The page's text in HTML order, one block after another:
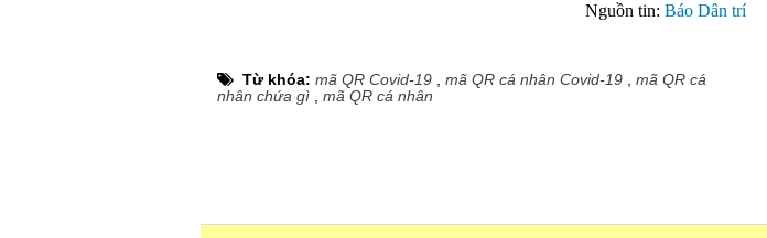
Nguồn tin: Báo Dân trí
Từ khóa: mã QR Covid-19 mã QR cá nhân Covid-19
mã QR cá
nhân chứa gì
mã QR cá nhân